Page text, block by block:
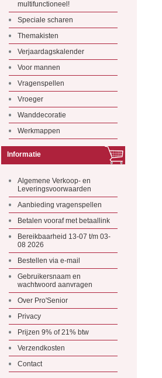
multifunctioneel!
Speciale scharen
Themakisten
Verjaardagskalender
Voor mannen
Vragenspellen
Vroeger
Wanddecoratie
Werkmappen
Informatie
Algemene Verkoop- en
Leveringsvoorwaarden
Aanbieding vragenspellen
Betalen vooraf met betaallink
Bereikbaarheid 13-07 t/m 03-
08 2026
Bestellen via e-mail
Gebruikersnaam en
wachtwoord aanvragen
Over Pro'Senior
Privacy
Prijzen 9% of 21% btw
Verzendkosten
Contact